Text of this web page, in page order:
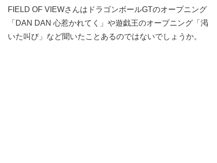
FIELD OF VIEWさんはドラゴンボールGTのオープニング
「DAN DAN 心惹かれてく」や遊戯王のオープニング「渇
いた叫び」など聞いたことあるのではないでしょうか。